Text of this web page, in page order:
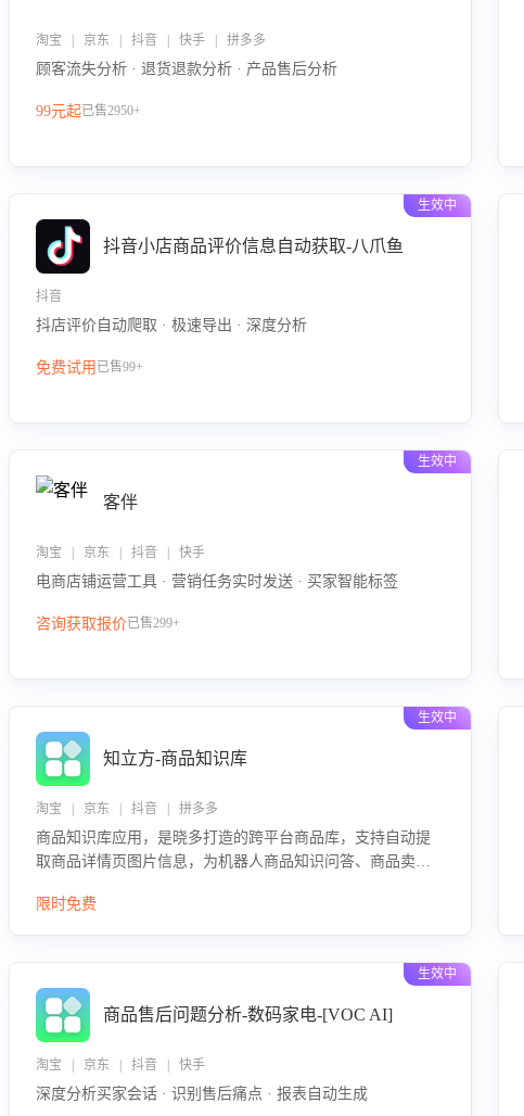
淘宝 | 京东 | 抖音 | 快手 | 拼多多
顾客流失分析 · 退货退款分析 · 产品售后分析
99元起已售2950+
生效中
抖音小店商品评价信息自动获取-八爪鱼
抖音
抖店评价自动爬取 · 极速导出 · 深度分析
免费试用 已售99+
生效中
客伴
淘宝 | 京东 | 抖音 | 快手
电商店铺运营工具 · 营销任务实时发送 · 买家智能标签
咨询获取报价已售299+
生效中
知立方-商品知识库
淘宝 | 京东 | 抖音 | 拼多多
商品知识库应用，是晓多打造的跨平台商品库，支持自动提
取商品详情页图片信息，为机器人商品知识问答、商品卖点
限时免费
生效中
商品售后问题分析-数码家电-[VOC AI]
淘宝 | 京东 | 抖音 | 快手
深度分析买家会话 · 识别售后痛点 · 报表自动生成